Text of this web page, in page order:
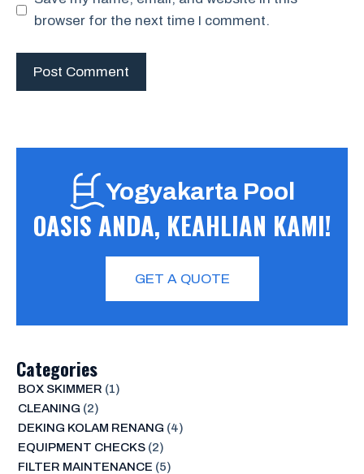
browser for the next time I comment.
Yogyakarta Pool
OASIS ANDA, KEAHLIAN KAMI!
GET A QUOTE
Categories
BOX SKIMMER (1)
CLEANING (2)
DEKING KOLAM RENANG (4)
EQUIPMENT CHECKS(2)
FILTER MAINTENANCE (5)